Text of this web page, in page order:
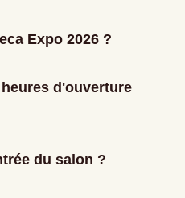
Expo 2026 ?
d'ouverture
du salon ?